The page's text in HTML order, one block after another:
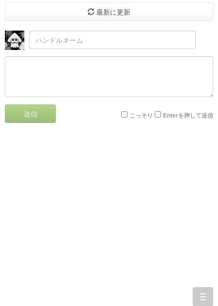
最新に更新
送信 こっそり Enterを押して送信